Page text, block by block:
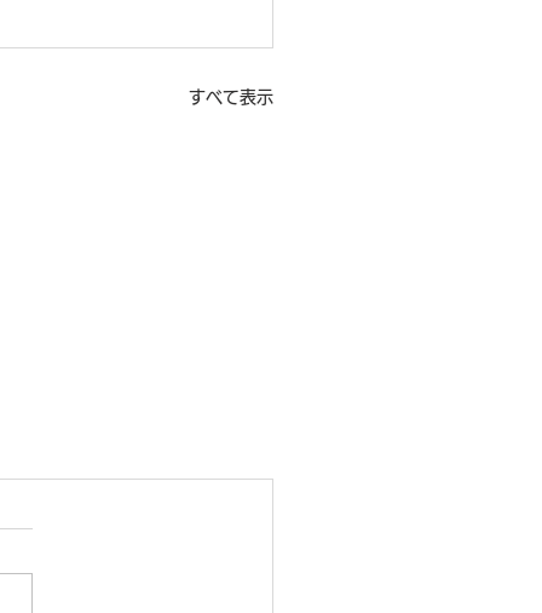
すべて表示